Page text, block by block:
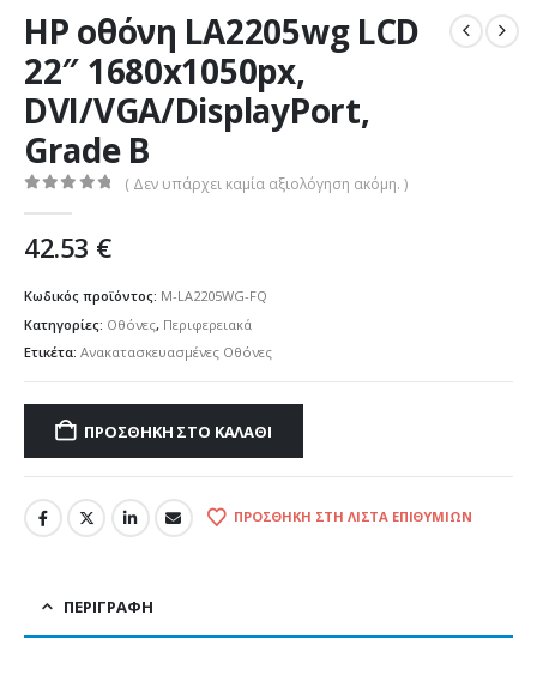
HP οθόνη LA2205wg LCD
22″ 1680x1050px,
DVI/VGA/DisplayPort,
Grade B
( Δεν υπάρχει καμία αξιολόγηση ακόμη. )
42.53 €
Κωδικός προϊόντος: M-LA2205WG-FQ
Κατηγορίες: Οθόνες, Περιφερειακά
Ετικέτα: Ανακατασκευασμένες Οθόνες
ΠΡΟΣΘΉΚΗ ΣΤΟ ΚΑΛΆΘΙ
ΠΡΟΣΘΉΚΗ ΣΤΗ ΛΊΣΤΑ ΕΠΙΘΥΜΙΏΝ
ΠΕΡΙΓΡΑΦΉ